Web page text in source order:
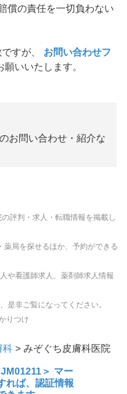
償の責任を一切負わない
すが、
お問い合わせフ
いいたします。
お問い合わせ・紹介な
の評判・求人・転職情報を掲載し
局を探せるほか、予約ができる
や看護師求人、薬剤師求人情報
是非ご覧になってください。
りつけ
科 > みぞぐち皮膚科医院